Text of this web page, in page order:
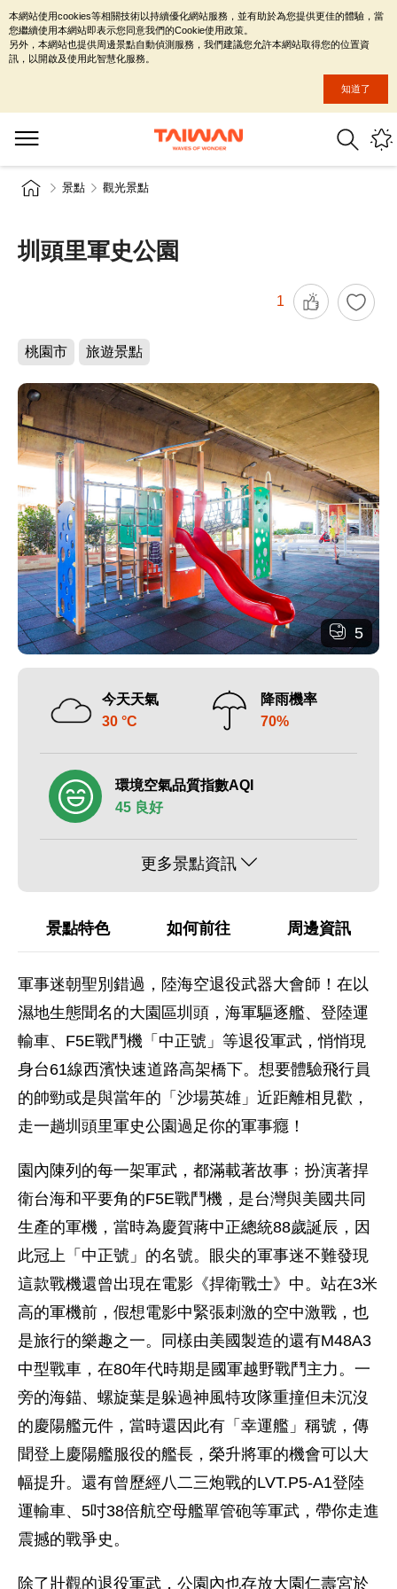
景點 觀光景點
圳頭里軍史公園
1
桃園市 旅遊景點
5
今天天氣
30 °C
降雨機率
70%
環境空氣品質指數AQI
45 良好
更多景點資訊
景點特色 如何前往 周邊資訊
軍事迷朝聖別錯過，陸海空退役武器大會師！在以
濕地生態聞名的大園區圳頭，海軍驅逐艦、登陸運
輸車、F5E戰鬥機「中正號」等退役軍武，悄悄現
身台61線西濱快速道路高架橋下。想要體驗飛行員
的帥勁或是與當年的「沙場英雄」近距離相見歡，
走一趟圳頭里軍史公園過足你的軍事癮！
園內陳列的每一架軍武，都滿載著故事﹔扮演著捍
衛台海和平要角的F5E戰鬥機，是台灣與美國共同
生產的軍機，當時為慶賀蔣中正總統88歲誕辰，因
此冠上「中正號」的名號。眼尖的軍事迷不難發現
這款戰機還曾出現在電影《捍衛戰士》中。站在3米
高的軍機前，假想電影中緊張刺激的空中激戰，也
是旅行的樂趣之一。同樣由美國製造的還有M48A3
中型戰車，在80年代時期是國軍越野戰鬥主力。一
旁的海錨、螺旋葉是躲過神風特攻隊重撞但未沉沒
的慶陽艦元件，當時還因此有「幸運艦」稱號，傳
聞登上慶陽艦服役的艦長，榮升將軍的機會可以大
幅提升。還有曾歷經八二三炮戰的LVT.P5-A1登陸
運輸車、5吋38倍航空母艦單管砲等軍武，帶你走進
震撼的戰爭史。
除了壯觀的退役軍武，公園內也存放大園仁壽宮於
本網站使用cookies等相關技術以持續優化網站服務，並有助於為您提供更佳的體驗，當
您繼續使用本網站即表示您同意我們的Cookie使用政策。
另外，本網站也提供周邊景點自動偵測服務，我們建議您允許本網站取得您的位置資
訊，以開啟及使用此智慧化服務。
知道了